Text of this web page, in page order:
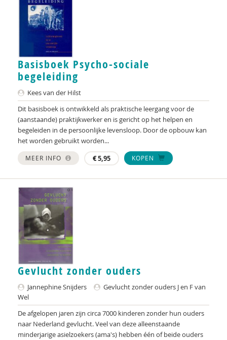
Agnes Cornelissens
Esther Croes
Sociaal en Cultureel Planbureau
Mehmet Day
Mariska de Baat
Peter de Groot
Ido de Vries
Mieke Defieuw
C.J. Degener
Clementine Degener
Martine F. Delfos
Paul Delnooz
Jolinde Dermaux
Robert Didden
Diana van Dijk
Evelien Dijk
Petra van Dijk
Basisboek Psycho-sociale
begeleiding
Kees van der Hilst
Dit basisboek is ontwikkeld als praktische leergang voor de
(aanstaande) praktijkwerker en is gericht op het helpen en
begeleiden in de persoonlijke levensloop. Door de opbouw kan
het worden gebruikt worden...
MEER INFO €5,95 KOPEN
Gevlucht zonder ouders
Jannephine Snijders
Gevlucht zonder ouders J en F van
Wel
De afgelopen jaren zijn circa 7000 kinderen zonder hun ouders
naar Nederland gevlucht. Veel van deze alleenstaande
minderjarige asielzoekers (ama's) hebben één of beide ouders